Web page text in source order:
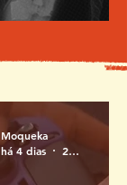
Moqueka
há 4 dias
2 min de leitura